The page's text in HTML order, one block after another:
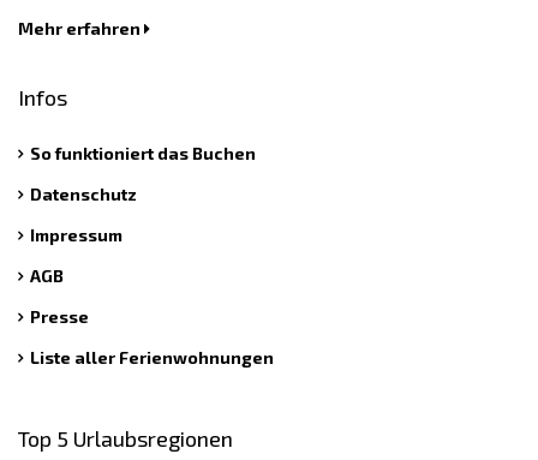
Mehr erfahren
Infos
So funktioniert das Buchen
Datenschutz
Impressum
AGB
Presse
Liste aller Ferienwohnungen
Top 5 Urlaubsregionen